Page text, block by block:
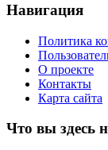
Навигация
Политика
О проекте
Контакты
Карта сайта
Что вы здесь